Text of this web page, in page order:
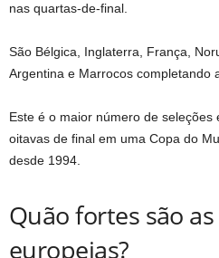
nas quartas-de-final.
São Bélgica, Inglaterra, França,
Argentina e Marrocos completando
Este é o maior número de
oitavas de final em uma Copa do
desde 1994.
Quão fortes são
europeias?